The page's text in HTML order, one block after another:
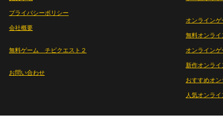
プライバシーポリシー
会社概要
無料ゲーム チビクエスト２
お問い合わせ
オンラインゲ
無料オンライ
オンライン
新作オンライ
おすすめオ
人気オンラ